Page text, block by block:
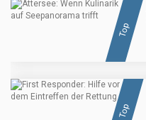
Top
Top